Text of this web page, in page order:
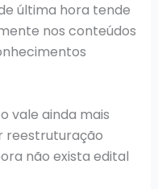
última hora tende
nos conteúdos
vale ainda mais
reestruturação
não exista edital